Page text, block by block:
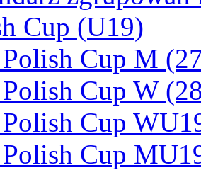
Cup (U19)
Cup M
Cup W
Cup
Cup